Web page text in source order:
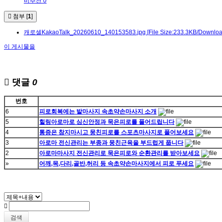
첨부 [1]
캐로셀KakaoTalk_20260610_140153583.jpg [File Size:233.3KB/
이 게시물을
댓글 0
번호
6
피로회복에는 발마사지 속초약손마사지 소개
5
힐링아로마로 심신안정과 묵은피로를 풀어드립니다
4
통증은 참지마시고 뭉친피로를 스포츠마사지로 풀어보세요
3
아로마 전신관리는 부종과 뭉친근육을 부드럽게 풉니다
2
아로마마사지 전신관리로 묵은피로와 순환관리를 받아보세요
»
어깨,목,다리,골반,허리 등 속초약손마사지에서 피로 푸세요
검색